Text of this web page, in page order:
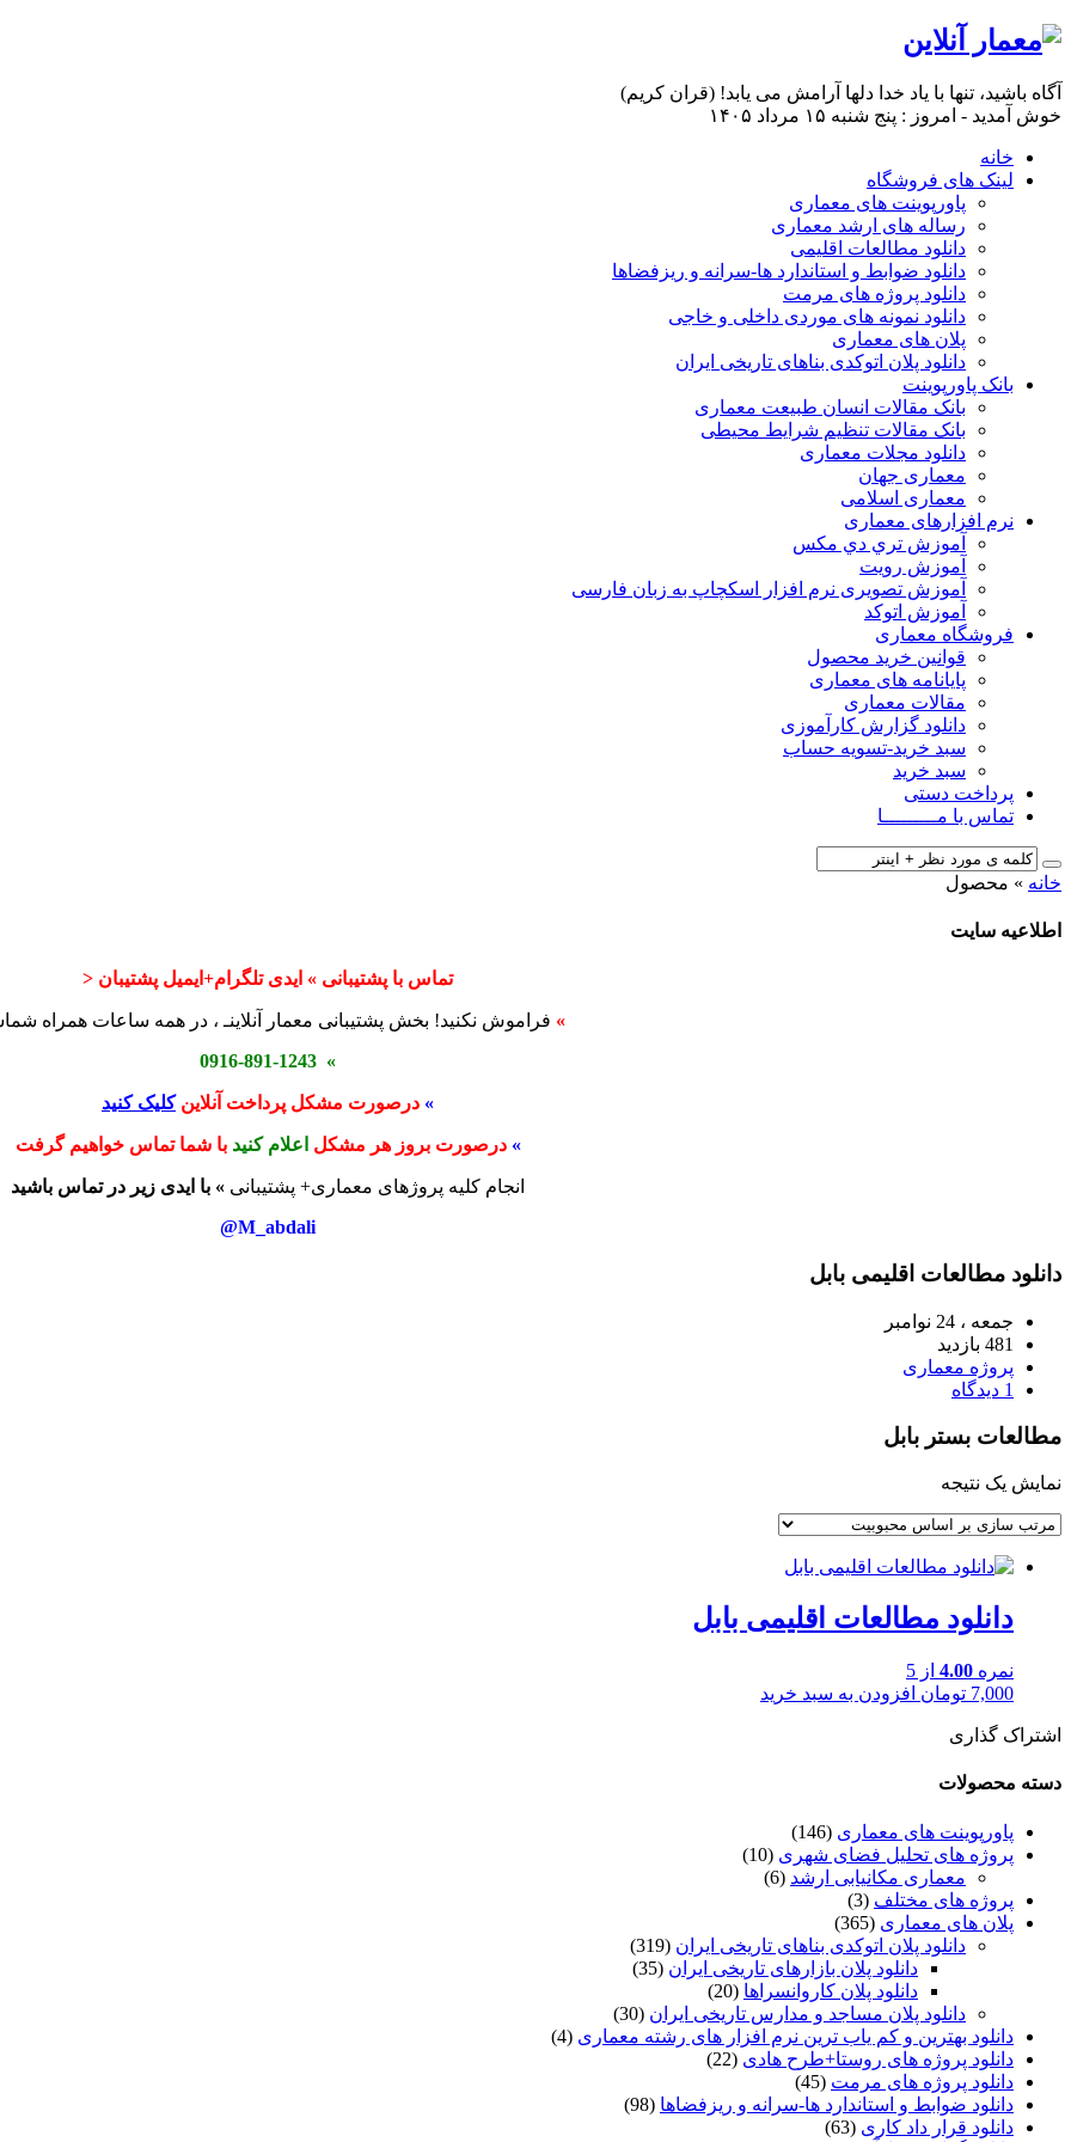
آگاه باشيد، تنها با ياد خدا دلها آرامش می ‏يابد! (قران کریم)
خوش آمدید - امروز : پنج شنبه ۱۵ مرداد ۱۴۰۵
خانه
لینک های فروشگاه
پاورپوینت های معماری
رساله های ارشد معماری
دانلود مطالعات اقلیمی
دانلود ضوابط و استاندارد ها-سرانه و ریزفضاها
دانلود پروژه های مرمت
دانلود نمونه های موردی داخلی و خاجی
پلان های معماری
دانلود پلان اتوکدی بناهای تاریخی ایران
بانک پاورپوینت
بانک مقالات انسان طبیعت معماری
بانک مقالات تنظیم شرایط محیطی
دانلود مجلات معماری
معماری جهان
معماری اسلامی
نرم افزارهای معماری
آﻣﻮزش ﺗﺮي دي ﻣﮑﺲ
آموزش رویت
آموزش تصویری نرم افزار اسکچاپ به زبان فارسی
آموزش اتوکد
فروشگاه معماری
قوانین خرید محصول
پایانامه های معماری
مقالات معماری
دانلود گزارش کارآموزی
سبد خرید-تسویه حساب
سبد خرید
پرداخت دستی
تماس با مـــــــــا
خانه » محصول
اطلاعیه سایت
تماس با پشتیبانی » ایدی تلگرام+ایمیل پشتیبان <
» فراموش نکنید! بخش پشتیبانی معمار آنلاینـ ، در همه ساعات همراه
» 0916-891-1243
» درصورت مشکل پرداخت آنلاینکلیک کنید
» درصورت بروز هر مشکل اعلام کنید با شما تماس خواهیم گرفت
انجام کلیه پروژهای معماری+ پشتیبانی » با ایدی زیر در تماس باشید
M_abdali@
دانلود مطالعات اقلیمی بابل
جمعه ، 24 نوامبر
481 بازدید
پروژه معماری
1 دیدگاه
مطالعات بستر بابل
نمایش یک نتیجه
دانلود مطالعات اقلیمی بابل
نمره 4.00 از 5
7,000 تومان افزودن به سبد خرید
اشتراک گذاری
دسته محصولات
پاورپوینت های معماری (146)
پروژه های تحلیل فضای شهری (10)
معماری مکانیابی ارشد (6)
پروژه های مختلف (3)
پلان های معماری (365)
دانلود پلان اتوکدی بناهای تاریخی ایران (319)
دانلود پلان بازارهای تاریخی ایران (35)
دانلود پلان کاروانسراها (20)
دانلود پلان مساجد و مدارس تاریخی ایران (30)
دانلود بهترین و کم یاب ترین نرم افزار های رشته معماری (4)
دانلود پروژه های روستا+طرح هادی (22)
دانلود پروژه های مرمت (45)
دانلود ضوابط و استاندارد ها-سرانه و ریزفضاها (98)
دانلود قرار داد کاری (63)